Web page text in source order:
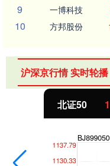
9 一博科技
10 方邦股份
沪深京行情 实时轮播
北证50